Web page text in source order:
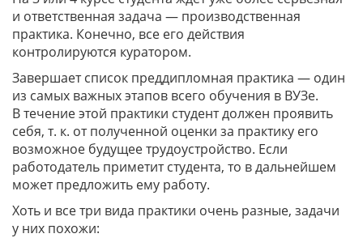
и ответственная задача — производственная
практика. Конечно, все его действия
контролируются куратором.
Завершает список преддипломная практика — один
из самых важных этапов всего обучения в ВУЗе.
В течение этой практики студент должен проявить
себя, т. к. от полученной оценки за практику его
возможное будущее трудоустройство. Если
работодатель приметит студента, то в дальнейшем
может предложить ему работу.
Хоть и все три вида практики очень разные, задачи
у них похожи: